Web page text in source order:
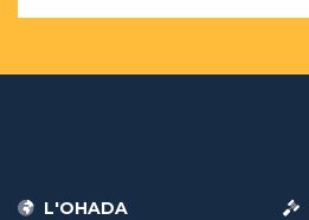
L'OHADA